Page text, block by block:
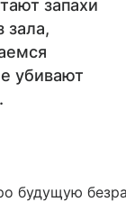
запахи
зала,
убивают
будущую